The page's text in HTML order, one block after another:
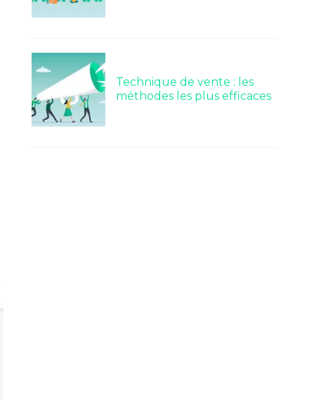
Technique de vente : les
méthodes les plus efficaces